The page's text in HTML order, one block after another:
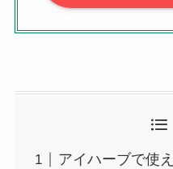
アイハーブで使